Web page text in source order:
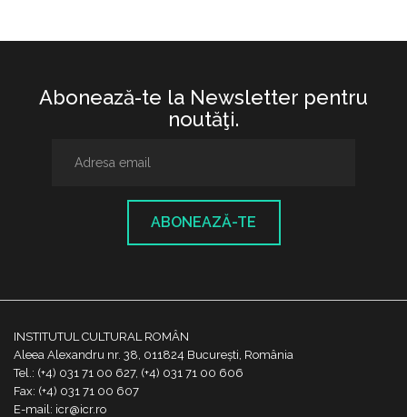
Abonează-te la Newsletter pentru
noutăţi.
ABONEAZĂ-TE
INSTITUTUL CULTURAL ROMÂN
Aleea Alexandru nr. 38, 011824 București, România
Tel.: (+4) 031 71 00 627, (+4) 031 71 00 606
Fax: (+4) 031 71 00 607
E-mail: icr@icr.ro